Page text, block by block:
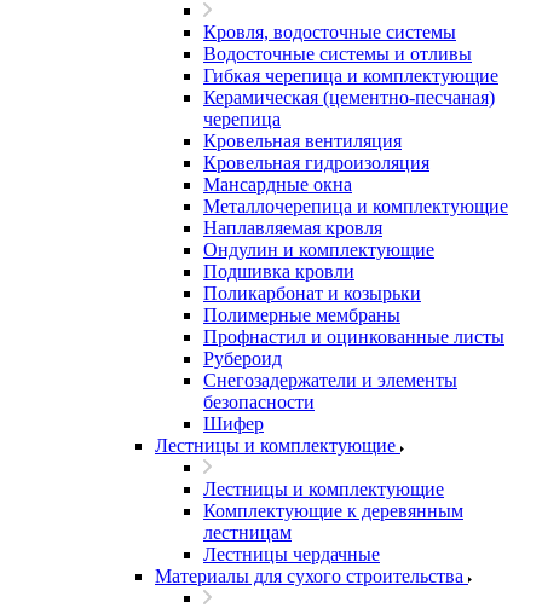
Кровля, водосточные системы
Водосточные системы и отливы
Гибкая черепица и комплектующие
Керамическая (цементно-песчаная)
черепица
Кровельная вентиляция
Кровельная гидроизоляция
Мансардные окна
Металлочерепица и комплектующие
Наплавляемая кровля
Ондулин и комплектующие
Подшивка кровли
Поликарбонат и козырьки
Полимерные мембраны
Профнастил и оцинкованные листы
Рубероид
Снегозадержатели и элементы
безопасности
Шифер
Лестницы и комплектующие
Лестницы и комплектующие
Комплектующие к деревянным
лестницам
Лестницы чердачные
Материалы для сухого строительства